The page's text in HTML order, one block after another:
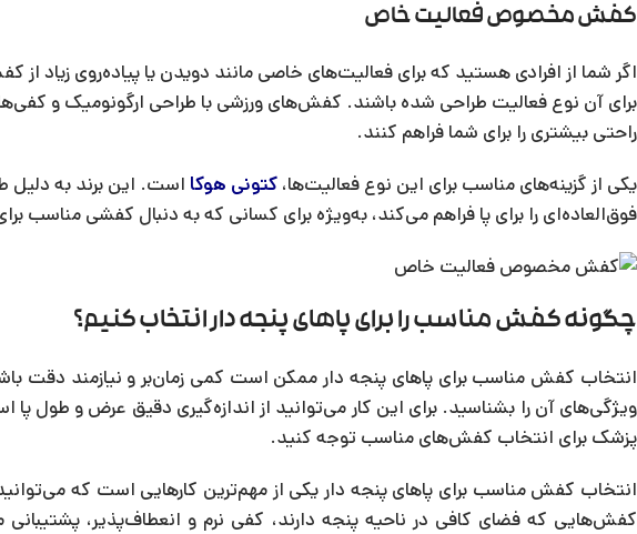
کفش مخصوص فعالیت خاص
اگر شما از افرادی هستید که برای فعالیت‌های خاصی مانند دویدن یا پیاده‌روی
برای آن نوع فعالیت طراحی شده باشند. کفش‌های ورزشی با طراحی ارگونومیک و
راحتی بیشتری را برای شما فراهم کنند.
یکی از گزینه‌های مناسب برای این نوع فعالیت‌ها، کتونی هوکا است. این برند به دلیل
فوق‌العاده‌ای را برای پا فراهم می‌کند، به‌ویژه برای کسانی که به دنبال کفشی مناسب
چگونه کفش مناسب را برای پاهای پنجه دار انتخاب کنیم؟
انتخاب کفش مناسب برای پاهای پنجه دار ممکن است کمی زمان‌بر و نیازمند دقت
ویژگی‌های آن را بشناسید. برای این کار می‌توانید از اندازه‌گیری دقیق عرض و
پزشک برای انتخاب کفش‌های مناسب توجه کنید.
انتخاب کفش مناسب برای پاهای پنجه دار یکی از مهم‌ترین کارهایی است که
کفش‌هایی که فضای کافی در ناحیه پنجه دارند، کفی نرم و انعطاف‌پذیر،